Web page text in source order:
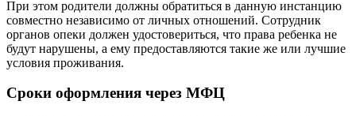
При этом родители должны обратиться в данную инстанцию
совместно независимо от личных отношений. Сотрудник
органов опеки должен удостовериться, что права ребенка не
будут нарушены, а ему предоставляются такие же или лучшие
условия проживания.
Сроки оформления через МФЦ